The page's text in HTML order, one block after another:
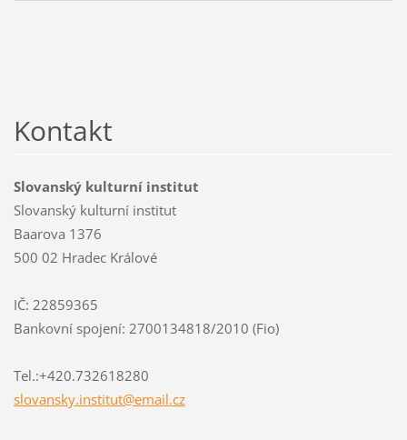
Kontakt
Slovanský kulturní institut
Slovanský kulturní institut
Baarova 1376
500 02 Hradec Králové
IČ: 22859365
Bankovní spojení: 2700134818/2010 (Fio)
Tel.:+420.732618280
slovansky.institut@email.cz